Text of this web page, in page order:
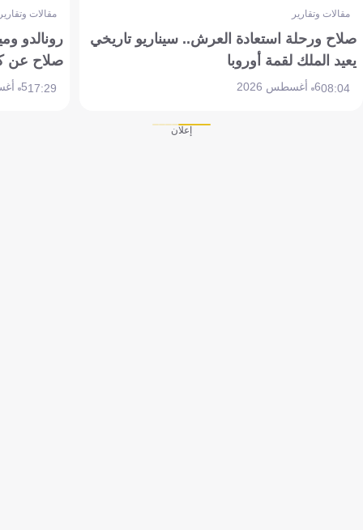
مقالات وتقارير
صلاح ورحلة استعادة العرش.. سيناريو تاريخي
يعيد الملك لقمة أوروبا
08:046 أغسطس 2026
مقالات
رونالدو
صلاح عن
17:295 أغسطس 2026
إعلان